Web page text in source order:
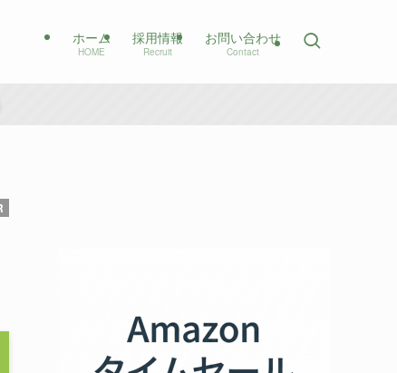
ホーム
HOME
採用情報
Recruit
お問い合わせ
Contact